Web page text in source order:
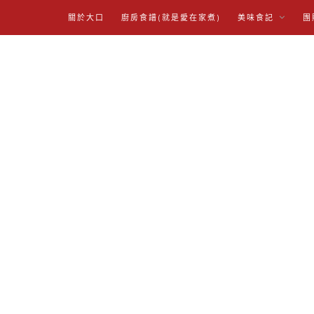
關於大口 廚房食譜(就是愛在家煮) 美味食記